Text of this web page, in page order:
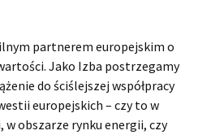
partnerem europejskim o
Jako Izba postrzegamy
do ściślejszej współpracy
europejskich – czy to w
obszarze rynku energii, czy